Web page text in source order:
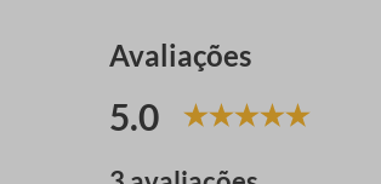
Avaliações
5.0